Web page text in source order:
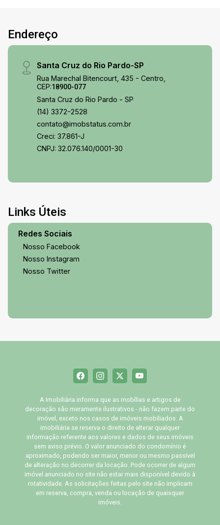
Endereço
Santa Cruz do Rio Pardo-SP
Rua Marechal Bitencourt, 435 - Centro,
CEP:18900-077
Santa Cruz do Rio Pardo - SP
(14) 3372-2528
contato@imobstatus.com.br
Creci: 37.861-J
CNPJ: 32.076.140/0001-30
Links Úteis
Redes Sociais
Nosso Facebook
Nosso Instagram
Nosso Twitter
A Imobiliária informa que as mobílias e artigos de
decoração são meramente ilustrativos - não fazem parte do
imóvel, exceto nos casos de imóveis mobiliados. A
imobiliária se reserva o direito de alterar qualquer
informação referente aos valores e dados de seus imóveis
sem aviso prévio. O valor anunciado do condomínio é
aproximado, podendo ser maior, menor ou mesmo passível
de alteração no decorrer da locação. Pode ocorrer de algum
imóvel anunciado no site não estar mais disponível devido à
rotatividade. As solicitações feitas pelo site não implicam
em reserva, compra, venda ou locação de quaisquer
imóveis.